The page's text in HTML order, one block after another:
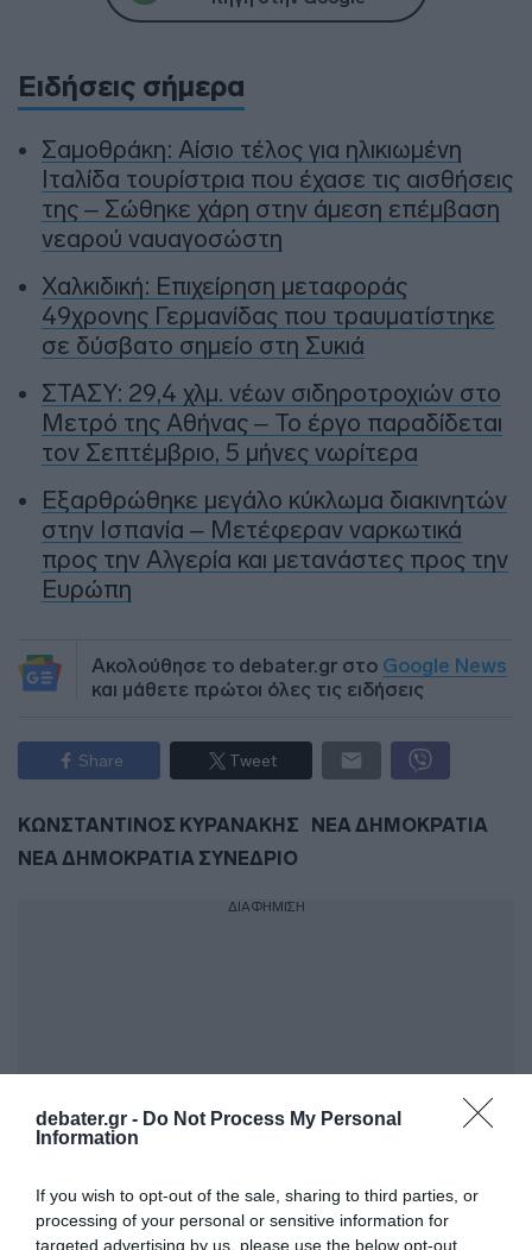
debater.gr - Do Not Process My Personal
Information
If you wish to opt-out of the sale, sharing to third parties, or
processing of your personal or sensitive information for
targeted advertising by us, please use the below opt-out
Ειδήσεις σήμερα
Σαμοθράκη: Αίσιο τέλος για ηλικιωμένη
Ιταλίδα τουρίστρια που έχασε τις αισθήσεις
της – Σώθηκε χάρη στην άμεση επέμβαση
νεαρού ναυαγοσώστη
Χαλκιδική: Επιχείρηση μεταφοράς
49χρονης Γερμανίδας που τραυματίστηκε
σε δύσβατο σημείο στη Συκιά
ΣΤΑΣΥ: 29,4 χλμ. νέων σιδηροτροχιών στο
Μετρό της Αθήνας – Το έργο παραδίδεται
τον Σεπτέμβριο, 5 μήνες νωρίτερα
Εξαρθρώθηκε μεγάλο κύκλωμα διακινητών
στην Ισπανία – Μετέφεραν ναρκωτικά
προς την Αλγερία και μετανάστες προς την
Ευρώπη
Ακολούθησε το debater.gr στο Google News
και μάθετε πρώτοι όλες τις ειδήσεις
Share Tweet
ΚΩΝΣΤΑΝΤΙΝΟΣ ΚΥΡΑΝΑΚΗΣ
ΝΕΑ ΔΗΜΟΚΡΑΤΙΑ
ΝΕΑ ΔΗΜΟΚΡΑΤΙΑ ΣΥΝΕΔΡΙΟ
ΔΙΑΦΗΜΙΣΗ
ΣΧΟΛΙΑ